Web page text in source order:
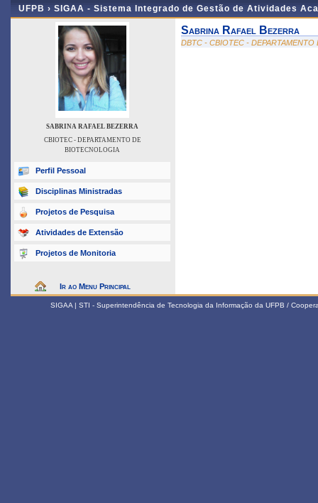
UFPB › SIGAA - Sistema Integrado de Gestão de Atividades
SABRINA RAFAEL BEZERRA
CBIOTEC - DEPARTAMENTO DE
BIOTECNOLOGIA
Perfil Pessoal
Disciplinas Ministradas
Projetos de Pesquisa
Atividades de Extensão
Projetos de Monitoria
Ir ao Menu Principal
Sabrina Rafael Bezerra
DBTC - CBIOTEC -
SIGAA | STI - Superintendência de Tecnologia da Informação da UFPB /